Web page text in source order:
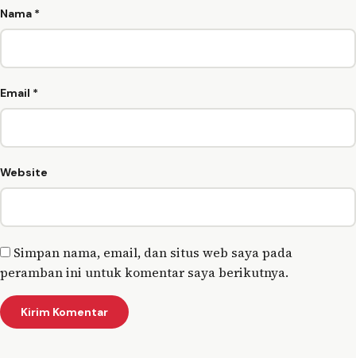
Nama *
Email *
Website
Simpan nama, email, dan situs web saya pada
peramban ini untuk komentar saya berikutnya.